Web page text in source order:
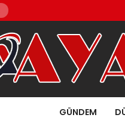
GÜNDEM